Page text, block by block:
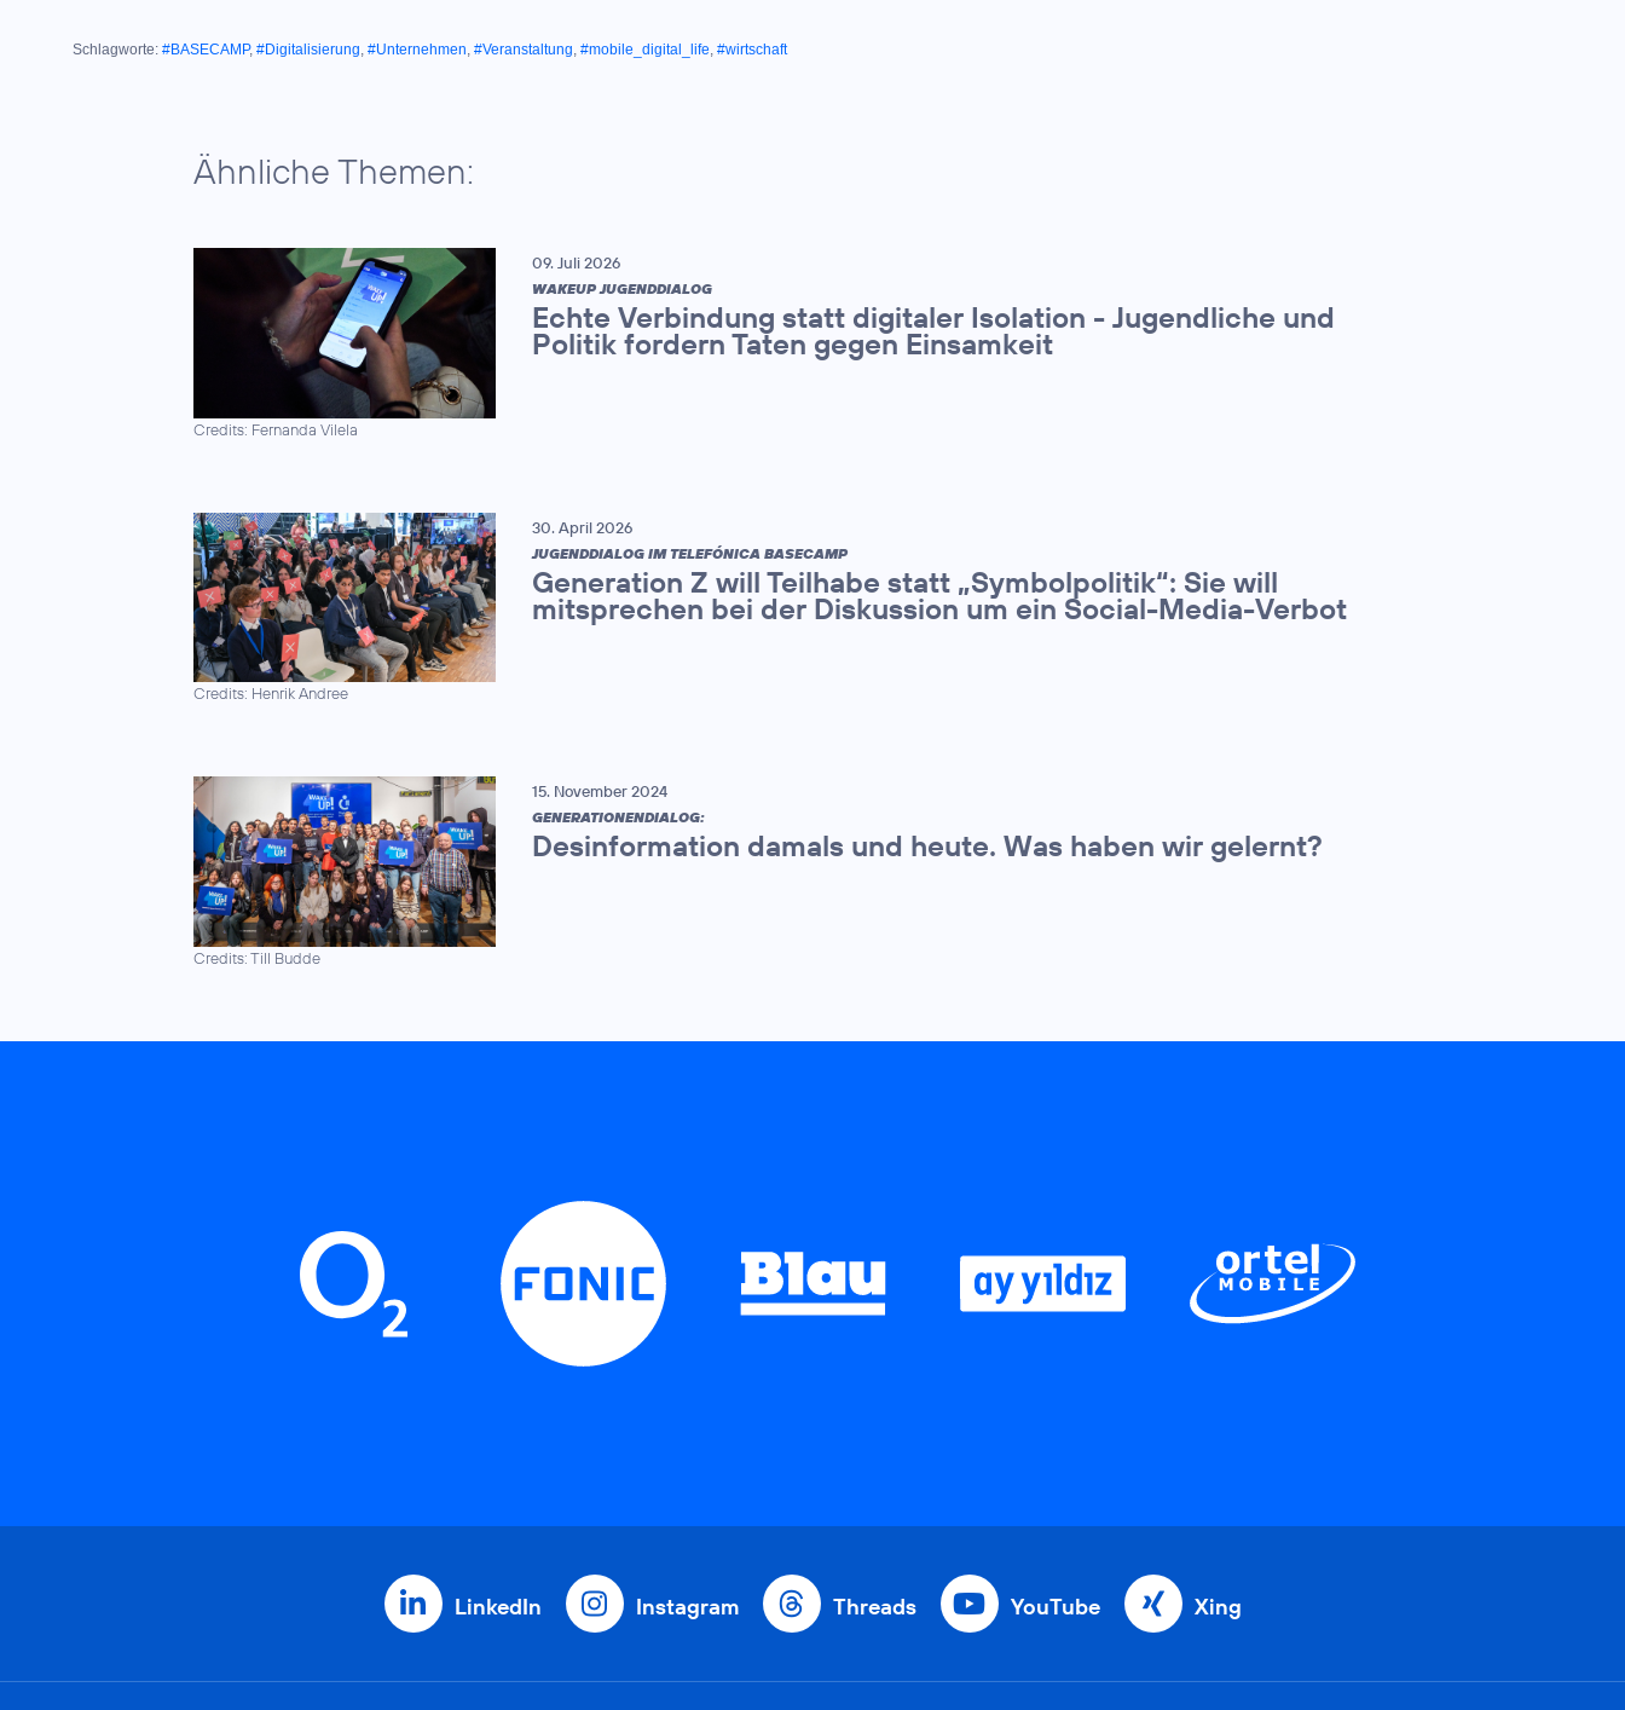
Schlagworte: #BASECAMP, #Digitalisierung, #Unternehmen, #Veranstaltung, #mobile_digital_life, #wirtschaft
Ähnliche Themen:
Credits: Fernanda Vilela
09. Juli 2026
WAKEUP JUGENDDIALOG
Echte Verbindung statt digitaler Isolation - Jugendliche und
Politik fordern Taten gegen Einsamkeit
Credits: Henrik Andree
30. April 2026
JUGENDDIALOG IM TELEFÓNICA BASECAMP
Generation Z will Teilhabe statt „Symbolpolitik“: Sie will
mitsprechen bei der Diskussion um ein Social-Media-Verbot
Credits: Till Budde
15. November 2024
GENERATIONENDIALOG:
Desinformation damals und heute. Was haben wir gelernt?
LinkedIn Instagram Threads YouTube Xing